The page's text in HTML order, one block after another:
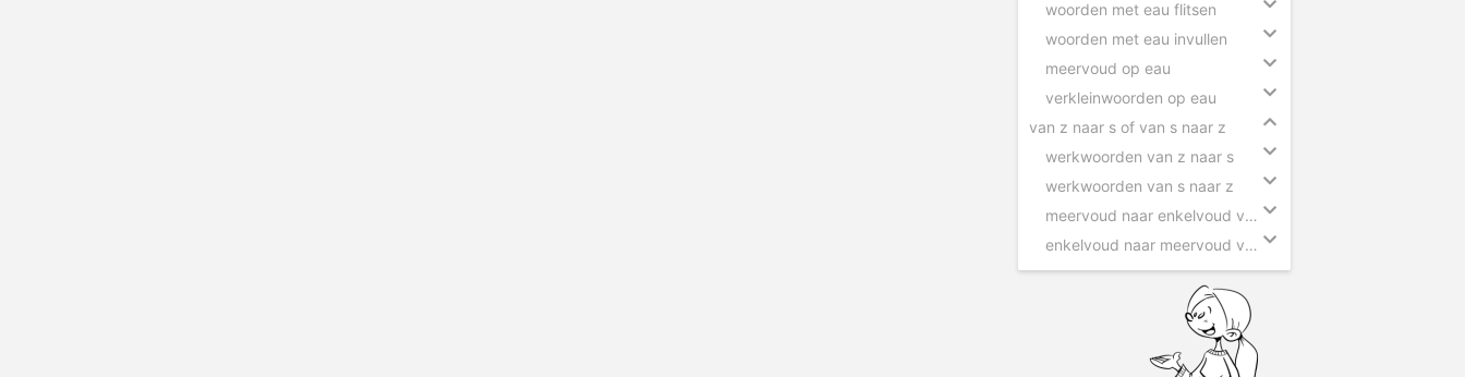
woorden met eau flitsen
woorden met eau invullen
meervoud op eau
verkleinwoorden op eau
van z naar s of van s naar z
werkwoorden van z naar s
werkwoorden van s naar z
meervoud naar enkelvoud van z naar s
enkelvoud naar meervoud van s naar z